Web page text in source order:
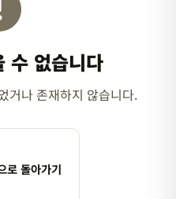
수 없습니다
거나 존재하지 않습니다.
로 돌아가기